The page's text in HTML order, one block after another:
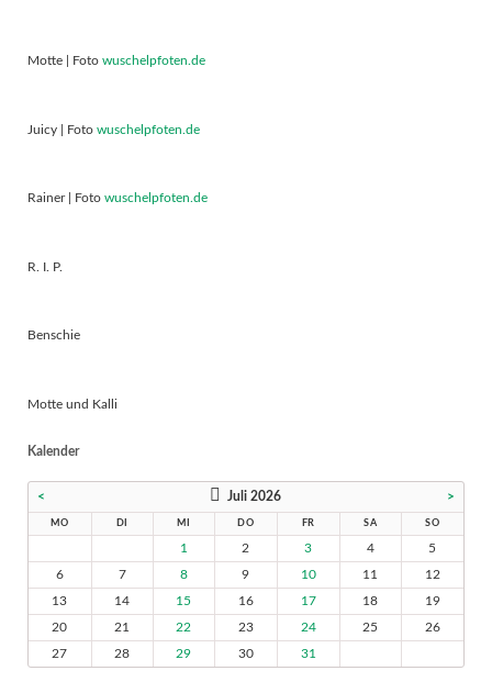
Motte | Foto wuschelpfoten.de
Juicy | Foto wuschelpfoten.de
Rainer | Foto wuschelpfoten.de
R. I. P.
Benschie
Motte und Kalli
Kalender
< Juli 2026 >
MO DI MI DO FR SA SO
1 2 3 4
5
6
7 8 9 10 11
12
13
14 15 16 17 18
19
20
21 22 23 24 25
26
27
28 29 30 31